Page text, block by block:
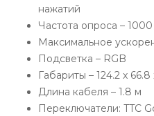
нажатий
Частота опроса – 1000
Максимальное
Подсветка – RGB
Габариты – 124.2 x
Длина кабеля – 1.8 м
Переключатели: TTC